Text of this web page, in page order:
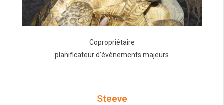
Copropriétaire
planificateur d’évènements majeurs
Steeve